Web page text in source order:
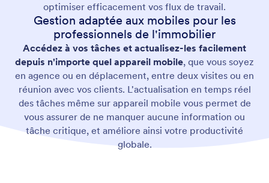
optimiser efficacement vos flux de travail.
Gestion adaptée aux mobiles pour les
professionnels de l'immobilier
Accédez à vos tâches et actualisez-les facilement
depuis n'importe quel appareil mobile, que vous soyez
en agence ou en déplacement, entre deux visites ou en
réunion avec vos clients. L'actualisation en temps réel
des tâches même sur appareil mobile vous permet de
vous assurer de ne manquer aucune information ou
tâche critique, et améliore ainsi votre productivité
globale.